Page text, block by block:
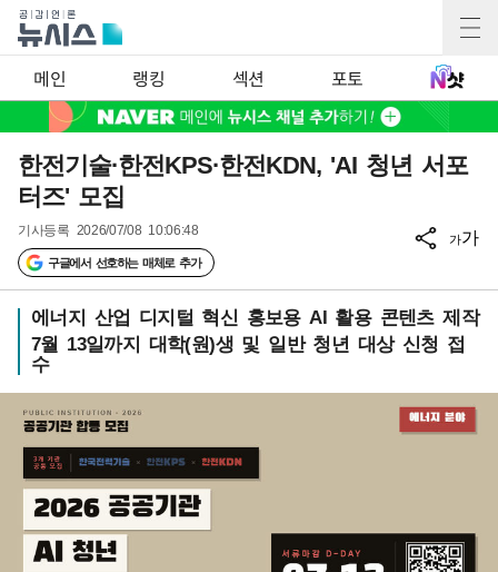
메인 랭킹 섹션 포토
한전기술·한전KPS·한전KDN, 'AI 청년 서포
터즈' 모집
기사등록 2026/07/08 10:06:48
구글에서 선호하는 매체로 추가
가가
에너지 산업 디지털 혁신 홍보용 AI 활용 콘텐츠 제작
7월 13일까지 대학(원)생 및 일반 청년 대상 신청 접
수